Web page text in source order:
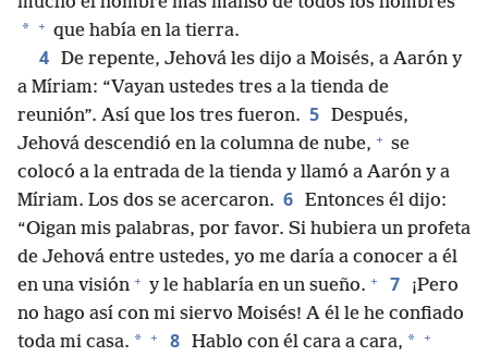
* + que había en la tierra.
4 De repente, Jehová les dijo a Moisés, a Aarón y
a Míriam: “Vayan ustedes tres a la tienda de
reunión”. Así que los tres fueron. 5 Después,
Jehová descendió en la columna de nube, + se
colocó a la entrada de la tienda y llamó a Aarón y a
Míriam. Los dos se acercaron. 6 Entonces él dijo:
“Oigan mis palabras, por favor. Si hubiera un profeta
de Jehová entre ustedes, yo me daría a conocer a él
en una visión + y le hablaría en un sueño. + 7
¡Pero
no hago así con mi siervo Moisés! A él le he confiado
toda mi casa. * + 8 Hablo con él cara a cara, * +